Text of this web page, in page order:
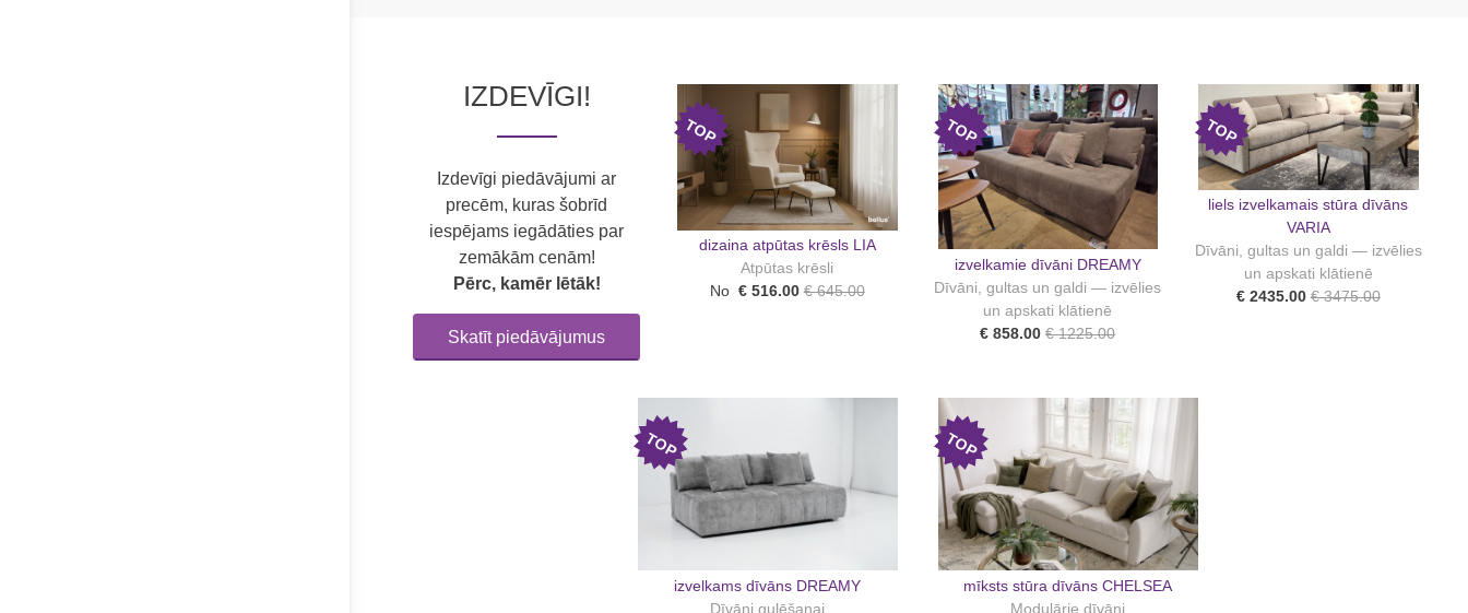
IZDEVĪGI!
Izdevīgi piedāvājumi ar
precēm, kuras šobrīd
iespējams iegādāties par
zemākām cenām!
Pērc, kamēr lētāk!
Skatīt piedāvājumus
TOP
dizaina atpūtas krēsls LIA
Atpūtas krēsli
No € 516.00 € 645.00
TOP
izvelkamie dīvāni DREAMY
Dīvāni, gultas un galdi — izvēlies
un apskati klātienē
€ 858.00 € 1225.00
TOP
liels izvelkamais stūra dīvāns
VARIA
Dīvāni, gultas un galdi — izvēlies
un apskati klātienē
€ 2435.00 € 3475.00
TOP
izvelkams dīvāns DREAMY
Dīvāni gulēšanai
TOP
mīksts stūra dīvāns CHELSEA
Modulārie dīvāni